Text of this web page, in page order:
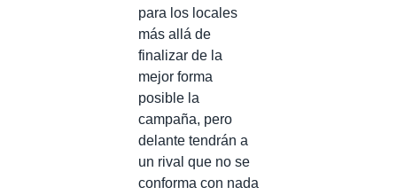
para los locales
más allá de
finalizar de la
mejor forma
posible la
campaña, pero
delante tendrán a
un rival que no se
conforma con nada